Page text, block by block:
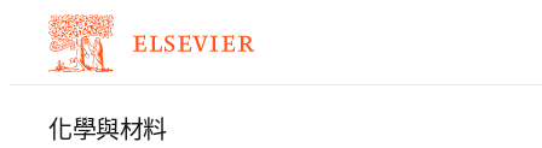
化學與材料